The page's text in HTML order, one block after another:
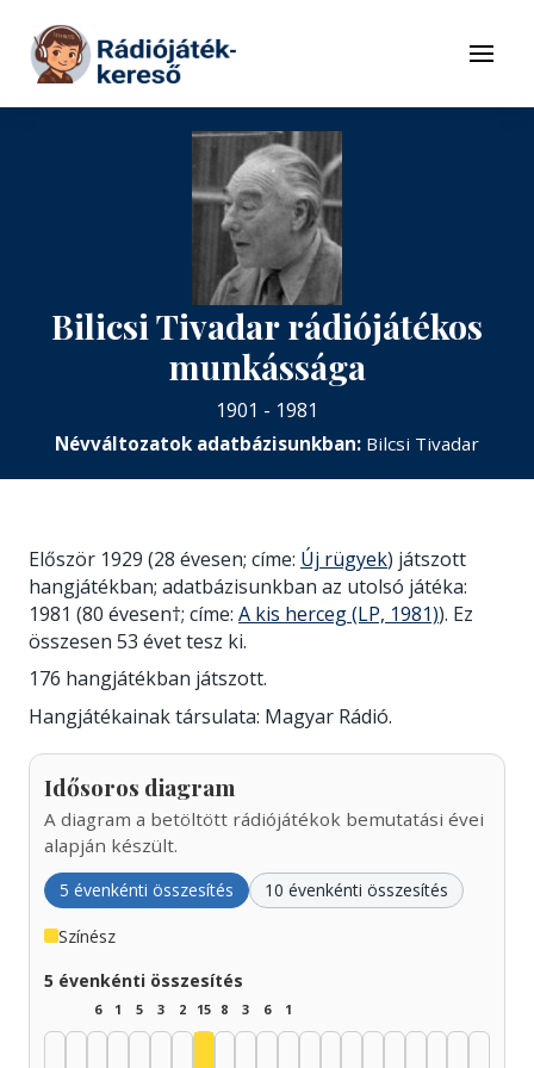
Tovább a tartalomhoz
Menü
Bilicsi Tivadar rádiójátékos
munkássága
1901 - 1981
Névváltozatok adatbázisunkban: Bilcsi Tivadar
Először 1929 (28 évesen; címe: Új rügyek) játszott
hangjátékban; adatbázisunkban az utolsó játéka:
1981 (80 évesen†; címe: A kis herceg (LP, 1981)). Ez
összesen 53 évet tesz ki.
176 hangjátékban játszott.
Hangjátékainak társulata: Magyar Rádió.
Idősoros diagram
A diagram a betöltött rádiójátékok bemutatási évei
alapján készült.
5 évenkénti összesítés 10 évenkénti összesítés
Színész
5 évenkénti összesítés
6 1 5 3 2 15 8 3 6 1